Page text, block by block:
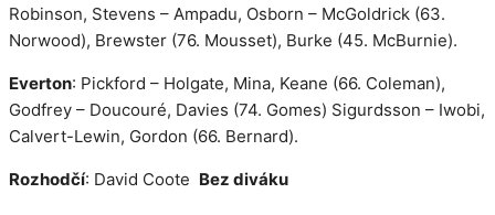
Robinson, Stevens – Ampadu, Osborn – McGoldrick (63.
Norwood), Brewster (76. Mousset), Burke (45. McBurnie).
Everton: Pickford – Holgate, Mina, Keane (66. Coleman),
Godfrey – Doucouré, Davies (74. Gomes) Sigurdsson – Iwobi,
Calvert-Lewin, Gordon (66. Bernard).
Rozhodčí: David Coote Bez diváku